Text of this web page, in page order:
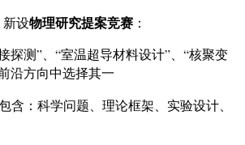
新设物理研究提案竞赛 ：
探测”、“室温超导材料设计”、“核聚变
沿方向中选择其一
包含：科学问题、理论框架、实验设计、